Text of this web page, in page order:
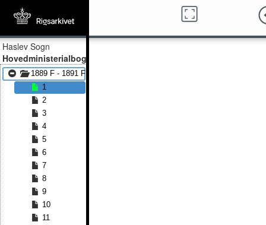
Haslev Sogn
Hovedministerialbog
1889 F - 1891 F
1
2
3
4
5
6
7
8
9
10
11